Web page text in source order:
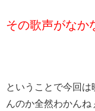
その歌声がなか
ということで今回
んのか全然わかんね